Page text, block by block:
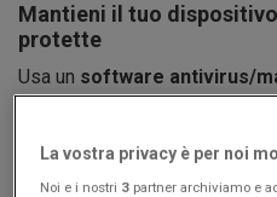
Mantieni il tuo
protette
Usa un software antivirus/
aggiornato, così da
sempreaggiornato il
dispositivo (computer/
La vostra privacy è per noi
Noi e i nostri 3 partner archiviamo e